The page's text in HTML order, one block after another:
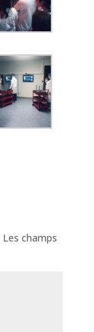
Les champs